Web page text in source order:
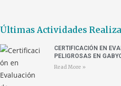
Últimas Actividades
CERTIFICACIÓN EN
PELIGROSAS EN
Read More »